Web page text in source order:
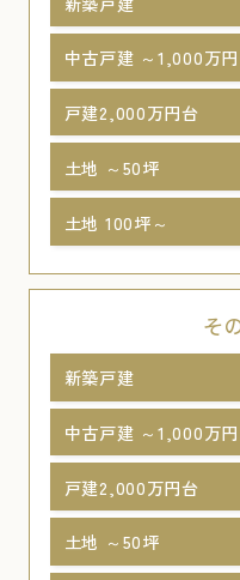
中古戸建 ～1,000万円
戸建2,000万円台
土地 ～50坪
土地 100坪～
そ
新築戸建
中古戸建 ～1,000万円
戸建2,000万円台
土地 ～50坪